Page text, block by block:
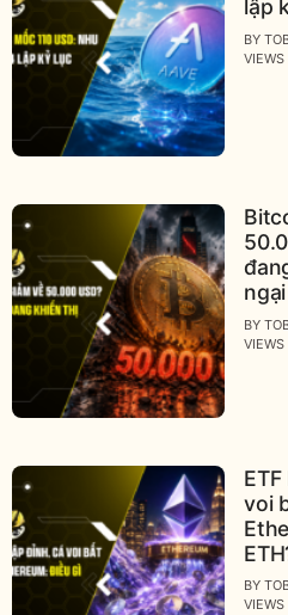
lập
BY
VIEWS
ngại
BY
VIEWS
voi
BY
VIEWS